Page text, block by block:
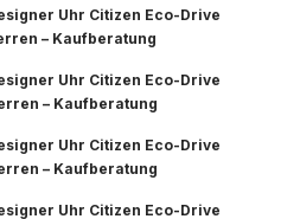
Uhr Citizen Eco-Drive
– Kaufberatung
Uhr Citizen Eco-Drive
– Kaufberatung
Uhr Citizen Eco-Drive
– Kaufberatung
Uhr Citizen Eco-Drive